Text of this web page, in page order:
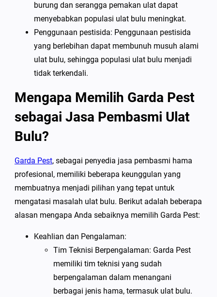
burung dan serangga pemakan ulat dapat
menyebabkan populasi ulat bulu meningkat.
Penggunaan pestisida: Penggunaan pestisida
yang berlebihan dapat membunuh musuh alami
ulat bulu, sehingga populasi ulat bulu menjadi
tidak terkendali.
Mengapa Memilih Garda Pest
sebagai Jasa Pembasmi Ulat
Bulu?
Garda Pest, sebagai penyedia jasa pembasmi hama
profesional, memiliki beberapa keunggulan yang
membuatnya menjadi pilihan yang tepat untuk
mengatasi masalah ulat bulu. Berikut adalah beberapa
alasan mengapa Anda sebaiknya memilih Garda Pest:
Keahlian dan Pengalaman:
Tim Teknisi Berpengalaman: Garda Pest
memiliki tim teknisi yang sudah
berpengalaman dalam menangani
berbagai jenis hama, termasuk ulat bulu.